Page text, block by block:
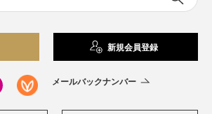
新規会員登録
メールバックナンバー